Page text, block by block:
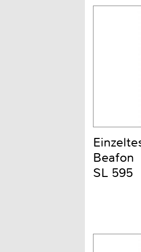
Beafon
SL 595